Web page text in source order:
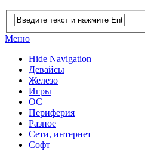
Меню
Hide Navigation
Девайсы
Железо
Игры
ОС
Периферия
Разное
Сети, интернет
Софт